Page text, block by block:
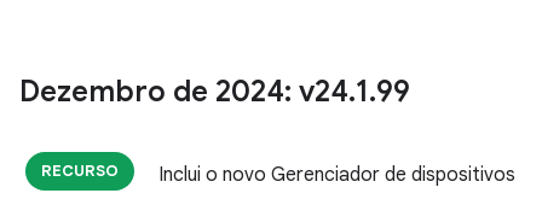
Dezembro de 2024: v24.1.99
RECURSO Inclui o novo Gerenciador de dispositivos